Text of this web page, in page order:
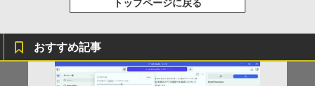
トップページに戻る
おすすめ記事